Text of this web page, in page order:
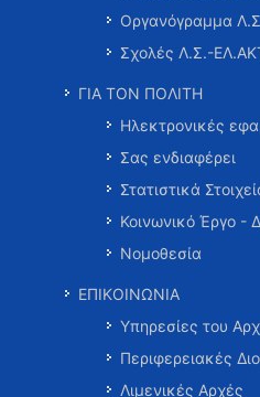
Οργανόγραμμα
Σχολές Λ.Σ.-
ΓΙΑ ΤΟΝ ΠΟΛΙΤΗ
Ηλεκτρονικές
Σας ενδιαφέρει
Στατιστικά
Κοινωνικό Έργο -
Νομοθεσία
ΕΠΙΚΟΙΝΩΝΙΑ
Υπηρεσίες του
Περιφερειακές
Λιμενικές Αρχές